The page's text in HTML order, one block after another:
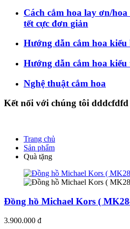
Cách cắm hoa lay ơn/
tết cực đơn giản
Hướng dẫn cắm hoa kiểu
Hướng dẫn cắm hoa
Nghệ thuật cắm hoa
Kết nối với chúng tôi dddcfdfd
Trang chủ
Sản phẩm
Quà tặng
Đồng hồ Michael Kors (
3.900.000 đ